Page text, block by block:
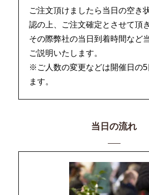
ご注文頂けましたら当日の空き
認の上、ご注文確定とさせて頂
その際弊社の当日到着時間など
ご説明いたします。
※ご人数の変更などは開催日の5
ます。
当日の流れ